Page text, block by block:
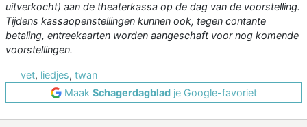
uitverkocht) aan de theaterkassa op de dag van de voorstelling.
Tijdens kassaopenstellingen kunnen ook, tegen contante
betaling, entreekaarten worden aangeschaft voor nog komende
voorstellingen.
vet, liedjes, twan
Maak Schagerdagbladje Google-favoriet